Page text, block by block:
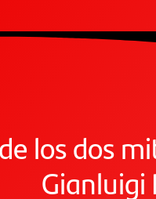
los dos
Gianluigi